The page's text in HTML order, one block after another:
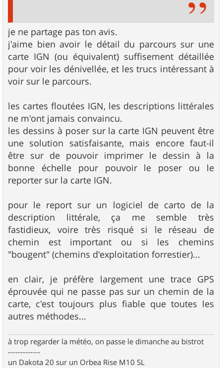
je ne partage pas ton avis.
j'aime bien avoir le détail du parcours sur une
carte IGN (ou équivalent) suffisement détaillée
pour voir les dénivellée, et les trucs intéressant à
voir sur le parcours.
les cartes floutées IGN, les descriptions littérales
ne m'ont jamais convaincu.
les dessins à poser sur la carte IGN peuvent être
une solution satisfaisante, mais encore faut-il
être sur de pouvoir imprimer le dessin à la
bonne échelle pour pouvoir le poser ou le
reporter sur la carte IGN.
pour le report sur un logiciel de carto de la
description littérale, ça me semble très
fastidieux, voire très risqué si le réseau de
chemin est important ou si les chemins
"bougent" (chemins d'exploitation forrestier)...
en clair, je préfère largement une trace GPS
éprouvée qui ne passe pas sur un chemin de la
carte, c'est toujours plus fiable que toutes les
autres méthodes...
à trop regarder la météo, on passe le dimanche au bistrot
-------------
un Dakota 20 sur un Orbea Rise M10 SL